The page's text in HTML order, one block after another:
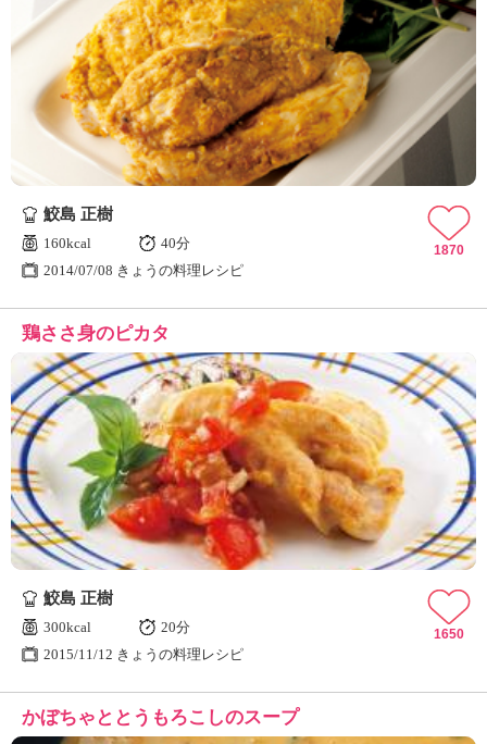
エ
デ
ュ
ケ
ー
シ
ョ
ナ
ん
の
ょ
う
の
料
理
」
鮫島 正樹
160kcal
40分
2014/07/08 きょうの料理レシピ
1870
鶏ささ身のピカタ
鮫島 正樹
300kcal
20分
2015/11/12 きょうの料理レシピ
1650
かぼちゃととうもろこしのスープ